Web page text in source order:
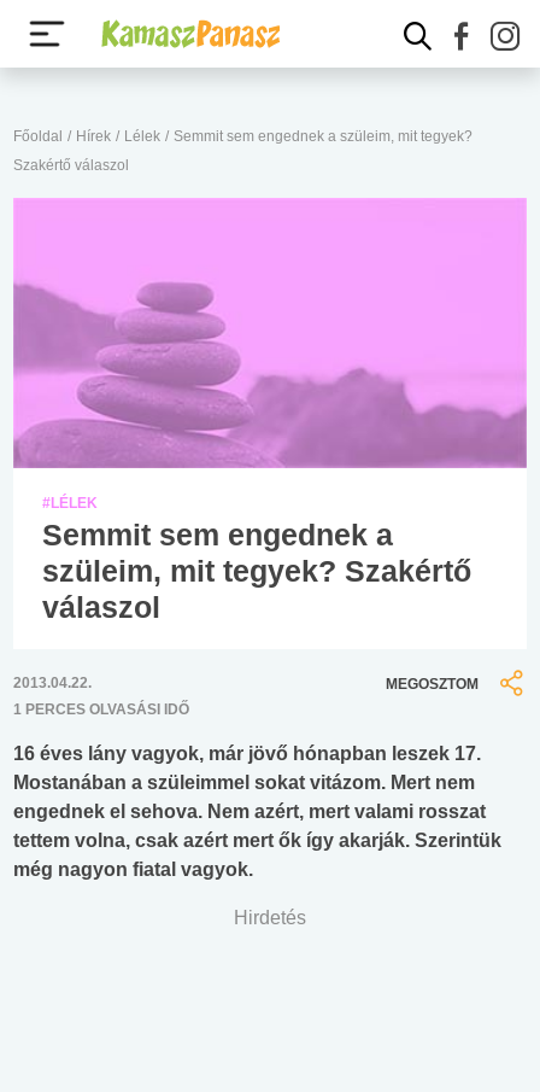
Főoldal / Hírek / Lélek / Semmit sem engednek a szüleim, mit tegyek?
Szakértő válaszol
#LÉLEK
Semmit sem engednek a
szüleim, mit tegyek? Szakértő
válaszol
2013.04.22.
1 PERCES OLVASÁSI IDŐ
MEGOSZTOM
16 éves lány vagyok, már jövő hónapban leszek 17.
Mostanában a szüleimmel sokat vitázom. Mert nem
engednek el sehova. Nem azért, mert valami rosszat
tettem volna, csak azért mert ők így akarják. Szerintük
még nagyon fiatal vagyok.
Hirdetés